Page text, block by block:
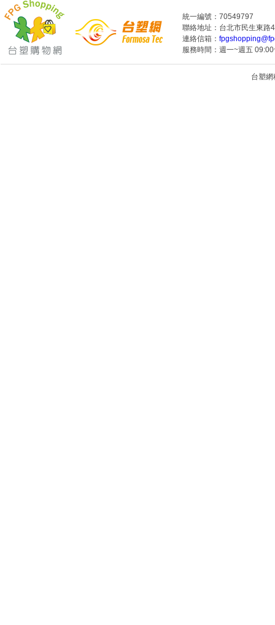
統一編號：70549797
聯絡地址：台北市民生東路
連絡信箱：
服務時間：週一~週五
台塑